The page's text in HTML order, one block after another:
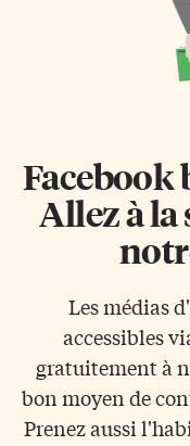
Facebook
Allez à la
Les médias
accessibles
gratuitement à
bon moyen de
Prenez aussi